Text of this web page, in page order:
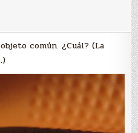
común. ¿Cuál? (La